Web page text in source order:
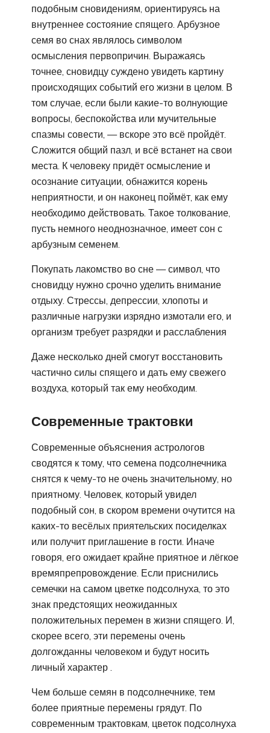
подобным сновидениям, ориентируясь на
внутреннее состояние спящего. Арбузное
семя во снах являлось символом
осмысления первопричин. Выражаясь
точнее, сновидцу суждено увидеть картину
происходящих событий его жизни в целом. В
том случае, если были какие-то волнующие
вопросы, беспокойства или мучительные
спазмы совести, — вскоре это всё пройдёт.
Сложится общий пазл, и всё встанет на свои
места. К человеку придёт осмысление и
осознание ситуации, обнажится корень
неприятности, и он наконец поймёт, как ему
необходимо действовать. Такое толкование,
пусть немного неоднозначное, имеет сон с
арбузным семенем.
Покупать лакомство во сне — символ, что
сновидцу нужно срочно уделить внимание
отдыху. Стрессы, депрессии, хлопоты и
различные нагрузки изрядно измотали его, и
организм требует разрядки и расслабления
Даже несколько дней смогут восстановить
частично силы спящего и дать ему свежего
воздуха, который так ему необходим.
Современные трактовки
Современные объяснения астрологов
сводятся к тому, что семена подсолнечника
снятся к чему-то не очень значительному, но
приятному. Человек, который увидел
подобный сон, в скором времени очутится на
каких-то весёлых приятельских посиделках
или получит приглашение в гости. Иначе
говоря, его ожидает крайне приятное и лёгкое
времяпрепровождение. Если приснились
семечки на самом цветке подсолнуха, то это
знак предстоящих неожиданных
положительных перемен в жизни спящего. И,
скорее всего, эти перемены очень
долгожданны человеком и будут носить
личный характер .
Чем больше семян в подсолнечнике, тем
более приятные перемены грядут. По
современным трактовкам, цветок подсолнуха